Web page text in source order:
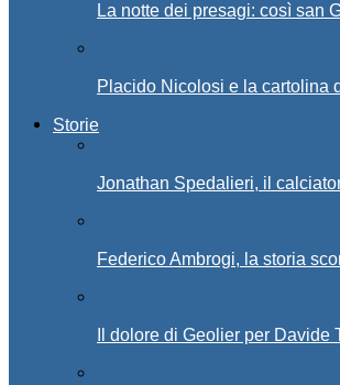
La notte dei presagi: così san
Placido Nicolosi e la cartolina
Storie
Jonathan Spedalieri, il
Federico Ambrogi, la storia
Il dolore di Geolier per